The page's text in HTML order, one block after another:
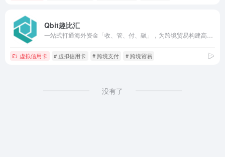
Qbit趣比汇
虚拟信用卡 # 虚拟信用卡 # 跨境支付 # 跨境贸易
没有了